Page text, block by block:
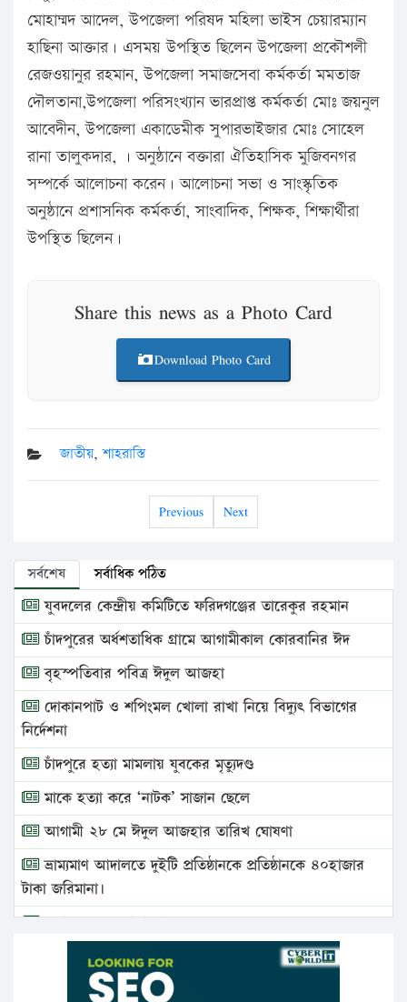
মোহাম্মদ আদেল, উপজেলা পরিষদ মহিলা ভাইস চেয়ারম্যান
হাছিনা আক্তার। এসময় উপস্থিত ছিলেন উপজেলা প্রকৌশলী
রেজওয়ানুর রহমান, উপজেলা সমাজসেবা কর্মকর্তা মমতাজ
দৌলতানা,উপজেলা পরিসংখ্যান ভারপ্রাপ্ত কর্মকর্তা মোঃ জয়নুল
আবেদীন, উপজেলা একাডেমীক সুপারভাইজার মোঃ সোহেল
রানা তালুকদার, । অনুষ্ঠানে বক্তারা ঐতিহাসিক মুজিবনগর
সম্পর্কে আলোচনা করেন। আলোচনা সভা ও সাংস্কৃতিক
অনুষ্ঠানে প্রশাসনিক কর্মকর্তা, সাংবাদিক, শিক্ষক, শিক্ষার্থীরা
উপস্থিত ছিলেন।
Share this news as a Photo Card
Download Photo Card
জাতীয়,শাহরাস্তি
Previous Next
সর্বশেষ সর্বাধিক পঠিত
যুবদলের কেন্দ্রীয় কমিটিতে ফরিদগঞ্জের তারেকুর রহমান
চাঁদপুরের অর্ধশতাধিক গ্রামে আগামীকাল কোরবানির ঈদ
বৃহস্পতিবার পবিত্র ঈদুল আজহা
দোকানপাট ও শপিংমল খোলা রাখা নিয়ে বিদ্যুৎ বিভাগের
নির্দেশনা
চাঁদপুরে হত্যা মামলায় যুবকের মৃত্যুদণ্ড
মাকে হত্যা করে ‘নাটক’ সাজান ছেলে
আগামী ২৮ মে ঈদুল আজহার তারিখ ঘোষণা
ভ্রাম্যমাণ আদালতে দুইটি প্রতিষ্ঠানকে প্রতিষ্ঠানকে ৪০হাজার
টাকা জরিমানা।
এবার লঞ্চের ভাড়া বাড়ল
১৭ থেকে ২১ শতাংশ বিদ্যুতের দাম বাড়ানোর প্রস্তাব পিডিবির
১৬ মে চাঁদপুর ও ২৫ মে ফেনী সফরে যাবেন প্রধানমন্ত্রী